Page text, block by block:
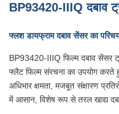
BP93420-IIIQ दबाव
फ्लश डायफ्राम दबाव सेंसर का
BP93420-IIIQ फिल्म दबाव सेंसर
फ्लैट फिल्म संरचना का उपयोग करते
अधिभार क्षमता, मजबूत संक्षारण
में आसान, विशेष रूप से तरल खाद्य